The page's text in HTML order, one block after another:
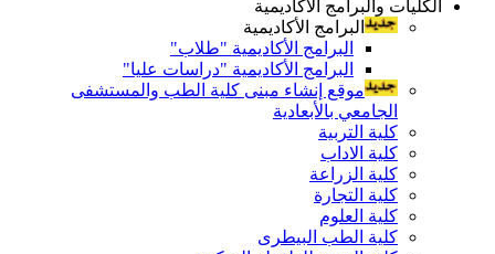
الكليات والبرامج الأكاديمية
البرامج الأكاديمية
البرامج الأكاديمية "طلاب"
البرامج الأكاديمية "دراسات عليا"
موقع إنشاء مبنى كلية الطب والمستشفى
الجامعي بالأبعادية
كلية التربية
كلية الاداب
كلية الزراعة
كلية التجارة
كلية العلوم
كلية الطب البيطرى